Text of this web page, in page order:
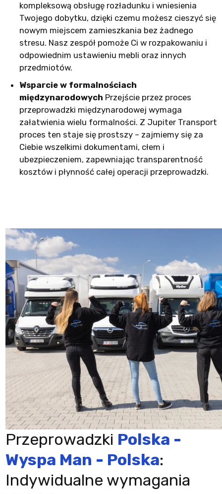
kompleksową obsługę rozładunku i wniesienia
Twojego dobytku, dzięki czemu możesz cieszyć się
nowym miejscem zamieszkania bez żadnego
stresu. Nasz zespół pomoże Ci w rozpakowaniu i
odpowiednim ustawieniu mebli oraz innych
przedmiotów.
Wsparcie w formalnościach
międzynarodowych Przejście przez proces
przeprowadzki międzynarodowej wymaga
załatwienia wielu formalności. Z Jupiter Transport
proces ten staje się prostszy – zajmiemy się za
Ciebie wszelkimi dokumentami, cłem i
ubezpieczeniem, zapewniając transparentność
kosztów i płynność całej operacji przeprowadzki.
Przeprowadzki Polska -
Wyspa Man - Polska:
Indywidualne wymagania